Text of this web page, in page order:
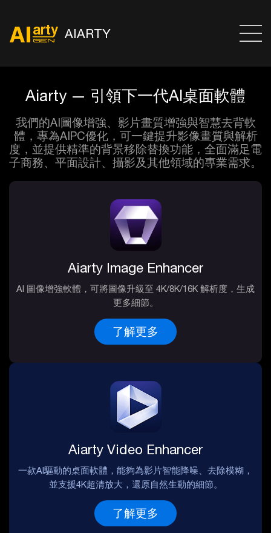
AIARTY
Aiarty — 引領下一代AI桌面軟體
我們的AI圖像增強、影片畫質增強與智慧去背軟
體，專為AIPC優化，可一鍵提升影像畫質與解析
度，並提供精準的背景移除替換功能，全面滿足電
子商務、平面設計、攝影及其他領域的專業需求。
Aiarty Image Enhancer
AI 圖像增強軟體，可將圖像升級至 4K/8K/16K 解析度，生成
更多細節。
了解更多
Aiarty Video Enhancer
一款AI驅動的桌面軟體，能夠為影片智能降噪、去除模糊，
並支援4K超清放大，還原自然生動的細節。
了解更多